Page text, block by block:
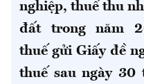
nghiệp, thuế thu
đất trong năm
thuế gửi Giấy đề
thuế sau ngày